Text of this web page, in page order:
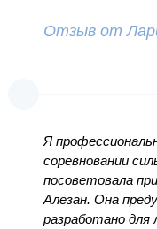
Отзыв от
Я
соревновании
посоветовала
Алезан. Она
разработано для